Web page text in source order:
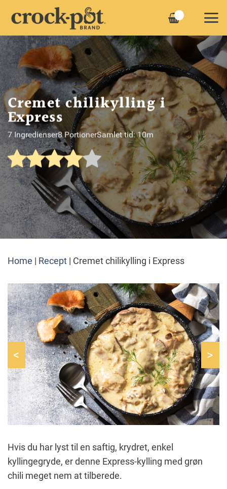
Cremet chilikylling i
Express
7 Ingredienser8 PortionerSamlet tid: 10m
Home Recept Cremet chilikylling i Express
< >
Hvis du har lyst til en saftig, krydret, enkel
kyllingegryde, er denne Express-kylling med grøn
chili meget nem at tilberede.